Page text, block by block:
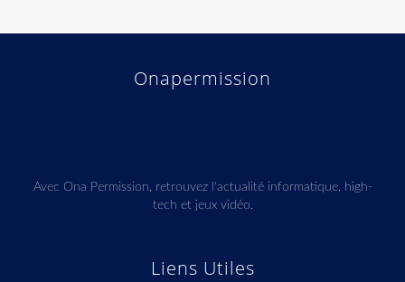
Onapermission
Avec Ona Permission, retrouvez l'actualité informatique, high-
tech et jeux vidéo.
Liens Utiles